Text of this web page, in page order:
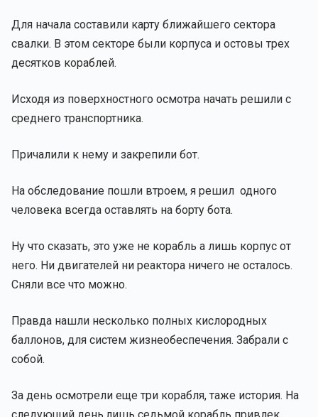
Для начала составили карту ближайшего сектора
свалки. В этом секторе были корпуса и остовы трех
десятков кораблей.
Исходя из поверхностного осмотра начать решили с
среднего транспортника.
Причалили к нему и закрепили бот.
На обследование пошли втроем, я решил одного
человека всегда оставлять на борту бота.
Ну что сказать, это уже не корабль а лишь корпус от
него. Ни двигателей ни реактора ничего не осталось.
Сняли все что можно.
Правда нашли несколько полных кислородных
баллонов, для систем жизнеобеспечения. Забрали с
собой.
За день осмотрели еще три корабля, таже история. На